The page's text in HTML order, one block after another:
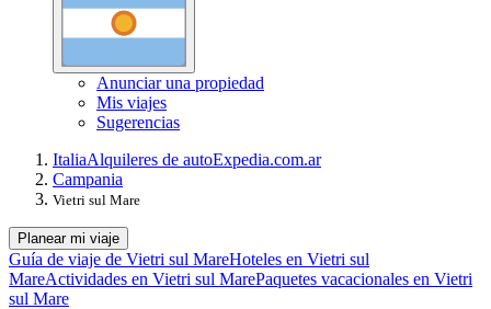
Anunciar una propiedad
Mis viajes
Sugerencias
ItaliaAlquileres de autoExpedia.com.ar
Campania
Vietri sul Mare
Planear mi viaje
Guía de viaje de Vietri sul MareHoteles en Vietri sul
MareActividades en Vietri sul MarePaquetes vacacionales en Vietri
sul Mare